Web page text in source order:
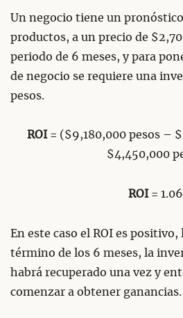
Un negocio tiene un
productos, a un precio de
periodo de 6 meses, y para
de negocio se requiere una
pesos.
ROI= ($9,180,000 pesos –
$4,450,000
ROI= 1.06
En este caso el ROI es
término de los 6 meses, la
habrá recuperado una vez y
comenzar a obtener ganancias.